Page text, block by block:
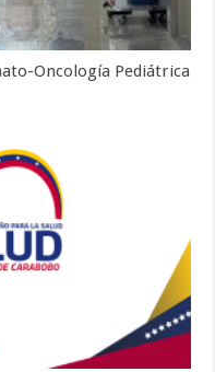
Oncología Pediátrica